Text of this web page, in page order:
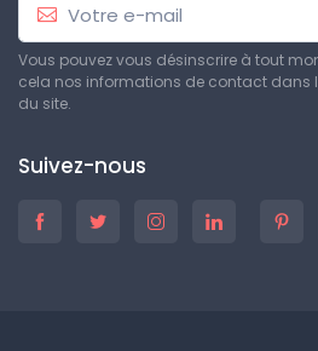
Vous pouvez vous désinscrire à tout
cela nos informations de contact dans
du site.
Suivez-nous